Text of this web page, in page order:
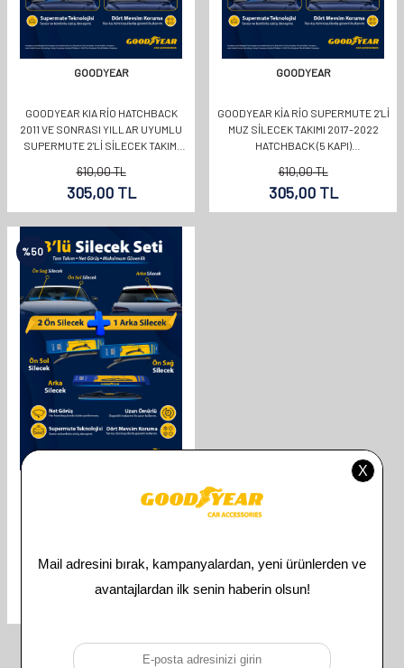
GOODYEAR
GOODYEAR KIA RIO HATCHBACK
2011 VE SONRASI YILLAR UYUMLU
SUPERMUTE 2'LI SILECEK TAKIMI
610,00TL
305,00TL
GOODYEAR
GOODYEAR KIA RIO SUPERMUTE 2'LI
MUZ SILECEK TAKIMI 2017-2022
HATCHBACK (5 KAPI)
610,00TL
305,00TL
%50
SILECEK SETI (550 MM 450 MM 330
TL
Toplam ürün bulunmaktadır.